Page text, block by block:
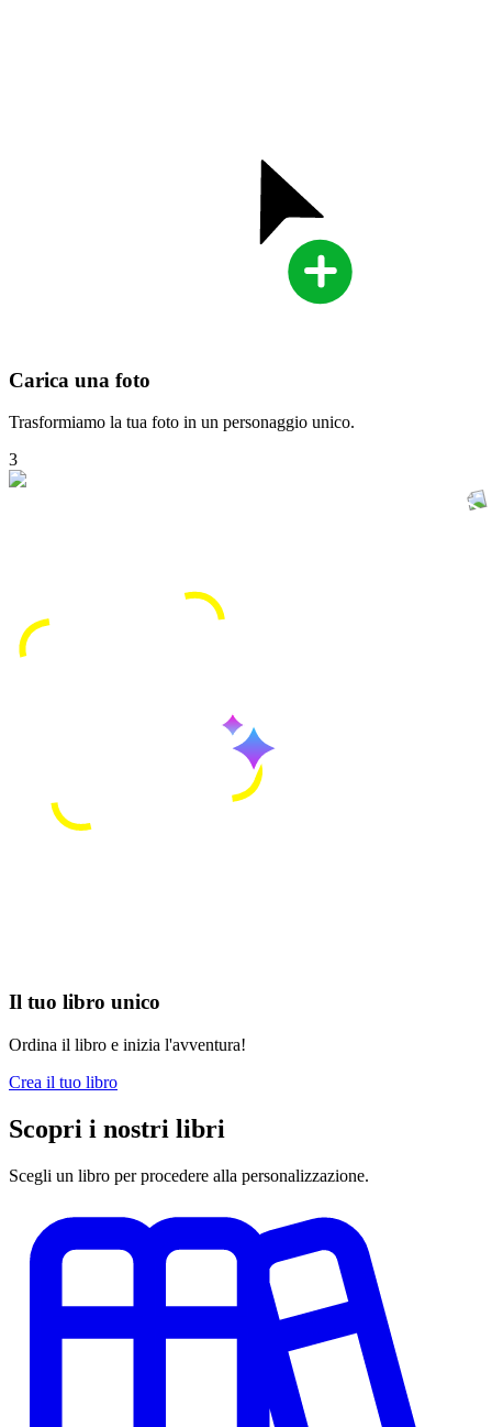
Carica una foto
Trasformiamo la tua foto in un personaggio unico.
3
Il tuo libro unico
Ordina il libro e inizia l'avventura!
Crea il tuo libro
Scopri i nostri libri
Scegli un libro per procedere alla personalizzazione.